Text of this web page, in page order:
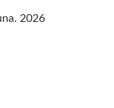
2026